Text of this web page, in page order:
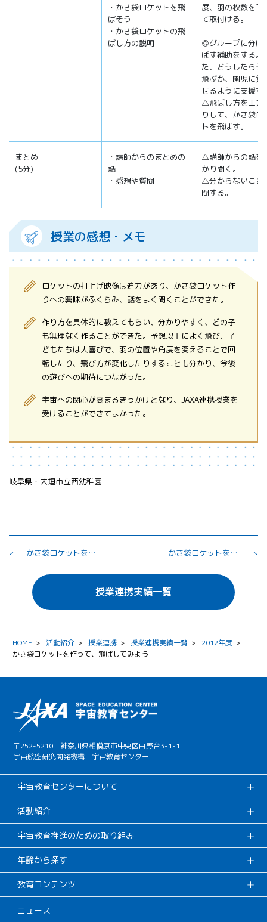
・かさ袋ロケットを飛
ばそう
・かさ袋ロケットの飛
ばし方の説明
度、羽の枚数を工
て取付ける。
◎グループに分け
ばす補助をする。
た、どうしたらう
飛ぶか、園児に気
せるように支援す
△飛ばし方を工夫
りして、かさ袋ロ
トを飛ばす。
まとめ
(5分)
・講師からのまとめの
話
・感想や質問
△講師からの話を
かり聞く。
△分からないこと
問する。
授業の感想・メモ
ロケットの打上げ映像は迫力があり、かさ袋ロケット作
りへの興味がふくらみ、話をよく聞くことができた。
作り方を具体的に教えてもらい、分かりやすく、どの子
も無理なく作ることができた。予想以上によく飛び、子
どもたちは大喜びで、羽の位置や角度を変えることで回
転したり、飛び方が変化したりすることも分かり、今後
の遊びへの期待につながった。
宇宙への関心が高まるきっかけとなり、JAXA連携授業を
受けることができてよかった。
岐阜県・大垣市立西幼稚園
かさ袋ロケットを作って、飛ばしてみよう かさ袋ロケットを作って、飛ばしてみよう
授業連携実績一覧
HOME > 活動紹介 > 授業連携 > 授業連携実績一覧 > 2012年度 >
かさ袋ロケットを作って、飛ばしてみよう
〒252-5210 神奈川県相模原市中央区由野台3-1-1
宇宙航空研究開発機構 宇宙教育センター
宇宙教育センターについて
活動紹介
宇宙教育推進のための取り組み
年齢から探す
教育コンテンツ
ニュース